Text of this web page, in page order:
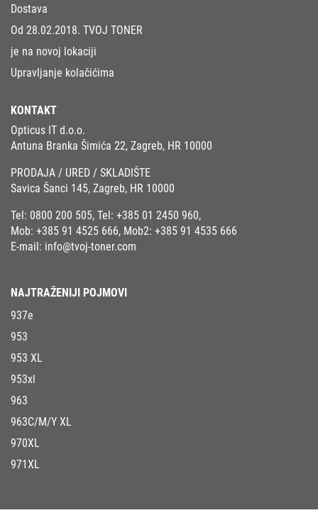
Dostava
Od 28.02.2018. TVOJ TONER
je na novoj lokaciji
Upravljanje kolačićima
KONTAKT
Opticus IT d.o.o.
Antuna Branka Šimića 22, Zagreb, HR 10000
PRODAJA / URED / SKLADIŠTE
Savica Šanci 145, Zagreb, HR 10000
Tel: 0800 200 505, Tel: +385 01 2450 960,
Mob: +385 91 4525 666, Mob2: +385 91 4535 666
E-mail: info@tvoj-toner.com
NAJTRAŽENIJI POJMOVI
937e
953
953 XL
953xl
963
963C/M/Y XL
970XL
971XL